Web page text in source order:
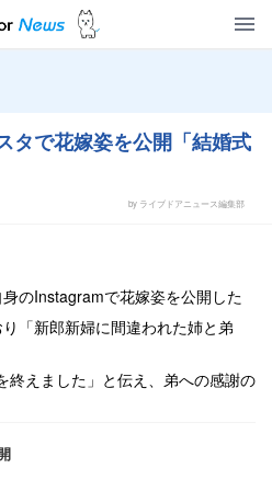
タで花嫁姿を公開「結婚式
by ライブドアニュース編集部
のInstagramで花嫁姿を公開した
「新郎新婦に間違われた姉と弟
終えました」と伝え、弟への感謝の